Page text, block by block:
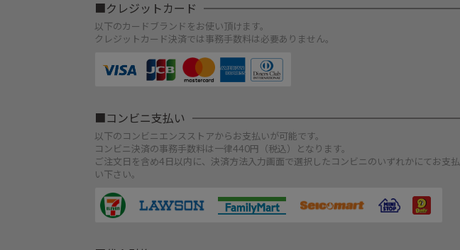
クレジットカード
以下のカードブランドをお使い頂けます。
クレジットカード決済では事務手数料は必要ありません。
コンビニ支払い
以下のコンビニエンスストアからお支払いが可能です。
コンビニ決済の事務手数料は一律440円（税込）となります。
ご注文日を含め4日以内に、決済方法入力画面で選択したコンビニのいずれかにてお支払
い下さい。